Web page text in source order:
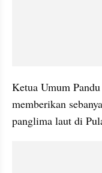
Ketua Umum
memberikan
panglima laut di